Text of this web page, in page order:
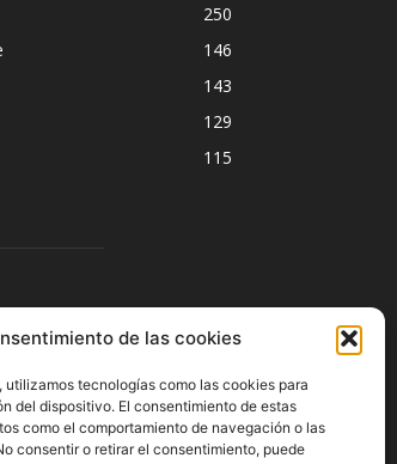
de las cookies
tecnologías como las cookies para
del dispositivo. El consentimiento de estas
como el comportamiento de navegación o las
consentir o retirar el consentimiento, puede
250
146
143
129
115